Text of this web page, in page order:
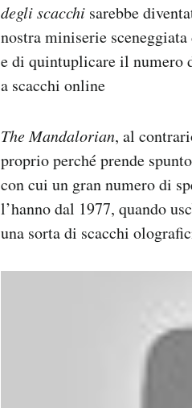
degli scacchi sarebbe
nostra miniserie
e di quintuplicare il numero
a scacchi online
The Mandalorian, al
proprio perché prende
con cui un gran numero di
l’hanno dal 1977, quando
una sorta di scacchi